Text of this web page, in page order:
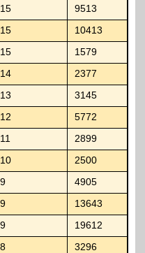
15 9513
15 10413
15 1579
14 2377
13 3145
12 5772
11 2899
10 2500
9 4905
9 13643
9 19612
8 3296